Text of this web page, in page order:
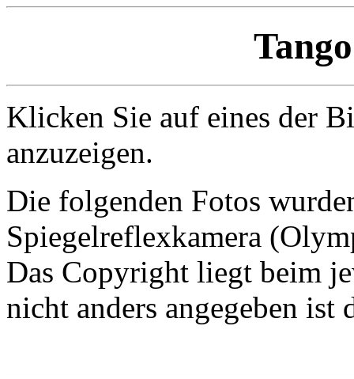
Klicken Sie auf eines der
anzuzeigen.
Die folgenden Fotos
Spiegelreflexkamera
Das Copyright liegt beim
nicht anders angegeben ist